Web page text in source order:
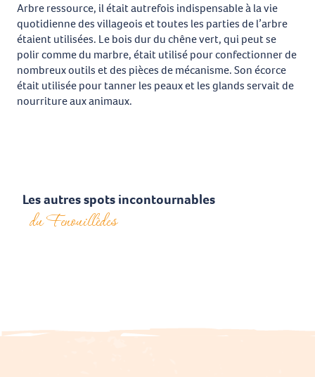
Arbre ressource, il était autrefois indispensable à la vie
quotidienne des villageois et toutes les parties de l’arbre
étaient utilisées. Le bois dur du chêne vert, qui peut se
polir comme du marbre, était utilisé pour confectionner de
nombreux outils et des pièces de mécanisme. Son écorce
était utilisée pour tanner les peaux et les glands servait de
nourriture aux animaux.
Les autres spots incontournables
du Fenouillèdes